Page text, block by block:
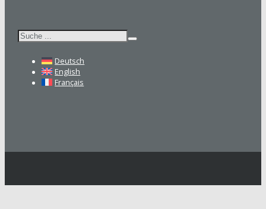
Suchen
Deutsch
English
Français